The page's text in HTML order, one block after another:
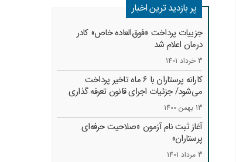
پر بازدید ترین اخبار
جزییات پرداخت «فوق‌العاده خاص» کادر
درمان اعلام شد
3 خرداد 1401
کارانه‌ پرستاران با 6 ماه تاخیر پرداخت
می‌شود/ جزئیات اجرای قانون تعرفه گذاری
13 بهمن 1400
آغاز ثبت نام آزمون «صلاحیت حرفه‌ای
پرستاران»
3 مرداد 1401